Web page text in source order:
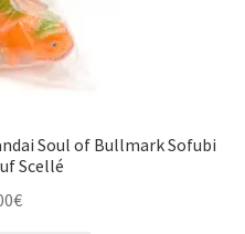
Soul of Bullmark Sofubi
Scellé
€